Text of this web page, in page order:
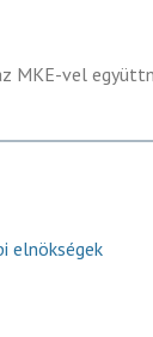
MKE-vel
elnökségek